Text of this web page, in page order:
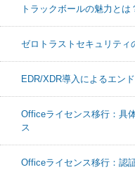
トラックボールの魅力と
ゼロトラストセキュリティ
EDR/XDR導入によるエン
Officeライセンス移行：具
ス
Officeライセンス移行：認